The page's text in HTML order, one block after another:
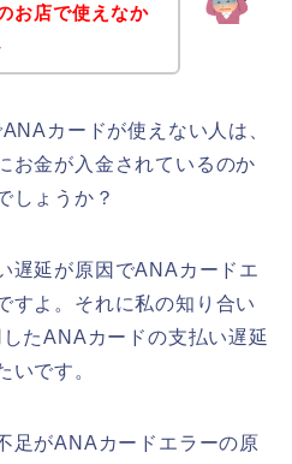
お店で使えなか
カードが使えない人は、
お金が入金されているのか
しょうか？
遅延が原因でANAカードエ
すよ。それに私の知り合い
たANAカードの支払い遅延
いです。
足がANAカードエラーの原